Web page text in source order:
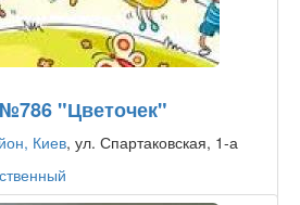
"Цветочек"
Киев, ул. Спартаковская, 1-а